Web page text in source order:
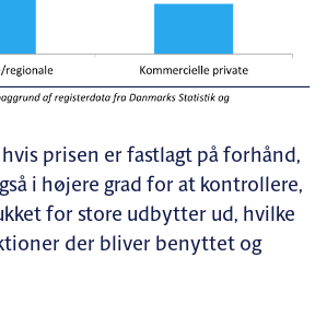
hvis prisen er fastlagt på forhånd,
i højere grad for at kontrollere,
for store udbytter ud, hvilke
der bliver benyttet og